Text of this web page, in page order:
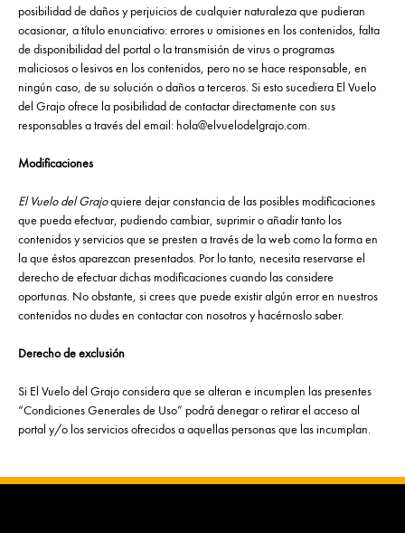
posibilidad de daños y perjuicios de cualquier naturaleza que pudieran
ocasionar, a título enunciativo: errores u omisiones en los contenidos, falta
de disponibilidad del portal o la transmisión de virus o programas
maliciosos o lesivos en los contenidos, pero no se hace responsable, en
ningún caso, de su solución o daños a terceros. Si esto sucediera El Vuelo
del Grajo ofrece la posibilidad de contactar directamente con sus
responsables a través del email: hola@elvuelodelgrajo.com.
Modificaciones
El Vuelo del Grajoquiere dejar constancia de las posibles modificaciones
que pueda efectuar, pudiendo cambiar, suprimir o añadir tanto los
contenidos y servicios que se presten a través de la web como la forma en
la que éstos aparezcan presentados. Por lo tanto, necesita reservarse el
derecho de efectuar dichas modificaciones cuando las considere
oportunas. No obstante, si crees que puede existir algún error en nuestros
contenidos no dudes en contactar con nosotros y hacérnoslo saber.
Derecho de exclusión
Si El Vuelo del Grajo considera que se alteran e incumplen las presentes
“Condiciones Generales de Uso” podrá denegar o retirar el acceso al
portal y/o los servicios ofrecidos a aquellas personas que las incumplan.